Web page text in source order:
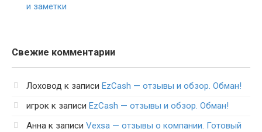
и заметки
Свежие комментарии
Лоховод к записи EzCash — отзывы и обзор. Обман!
игрок к записи EzCash — отзывы и обзор. Обман!
Анна к записи Vexsa — отзывы о компании. Готовый